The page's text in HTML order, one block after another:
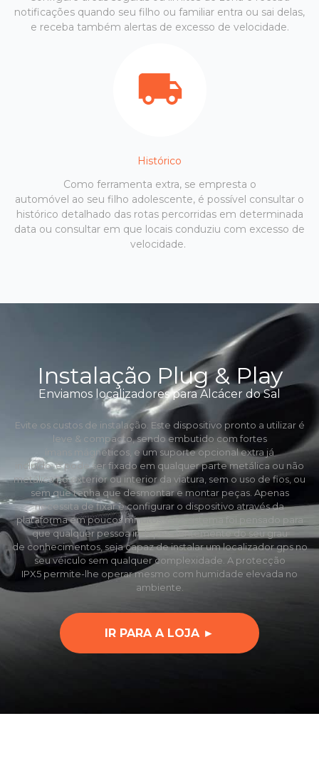
notificações quando seu filho ou familiar entra ou sai delas,
e receba também alertas de excesso de velocidade.
Histórico
Como ferramenta extra, se empresta o
automóvel ao seu filho adolescente, é possível consultar o
histórico detalhado das rotas percorridas em determinada
data ou consultar em que locais conduziu com excesso de
velocidade.
Instalação Plug & Play
Enviamos localizadores para Alcácer do Sal
Evite os custos de instalação. Este dispositivo pronto a utilizar é
leve & compacto, sendo embutido com fortes
ímans mágneticos, e um suporte opcional extra já
incluído, e pode ser fixado em qualquer parte metálica ou não
metálica no exterior ou interior da viatura, sem o uso de fios, ou
sem que tenha que desmontar e montar peças. Apenas
necessita de fixar e configurar o dispositivo através da
plataforma em poucos minutos. Este sistema foi pensado para
que qualquer pessoa independentemente do seu grau
de conhecimentos, seja capaz de instalar um localizador gps no
seu véiculo sem qualquer complexidade. A protecção
IPX5 permite-lhe operar mesmo com humidade elevada no
ambiente.
IR PARA A LOJA ►